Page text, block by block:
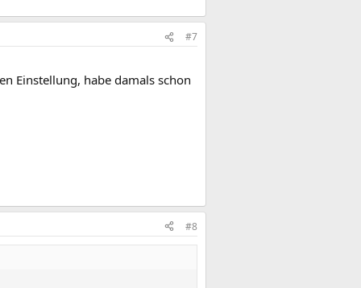
#7
Einstellung, habe damals schon
#8